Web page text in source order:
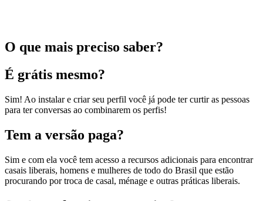
O que mais preciso saber?
É grátis mesmo?
Sim! Ao instalar e criar seu perfil você já pode ter curtir as pessoas
para ter conversas ao combinarem os perfis!
Tem a versão paga?
Sim e com ela você tem acesso a recursos adicionais para encontrar
casais liberais, homens e mulheres de todo do Brasil que estão
procurando por troca de casal, ménage e outras práticas liberais.